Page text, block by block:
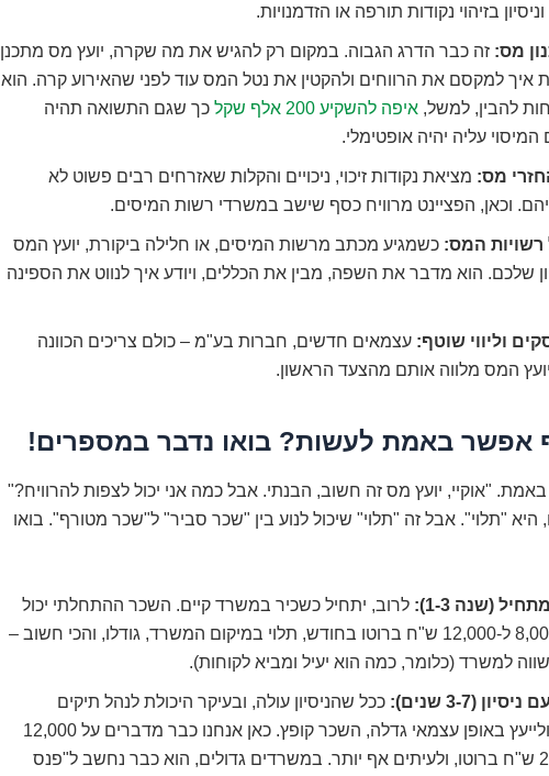
בזיהוי נקודות תורפה או הזדמנויות.
מס: זה כבר הדרג הגבוה. במקום רק להגיש את מה שקרה, יועץ מס מתכנן
איך למקסם את הרווחים ולהקטין את נטל המס עוד לפני שהאירוע קרה. הוא
להבין, למשל, איפה להשקיע 200 אלף שקל
כך שגם התשואה תהיה
המיסוי עליה יהיה אופטימלי.
מס: מציאת נקודות זיכוי, ניכויים והקלות שאזרחים רבים פשוט לא
וכאן, הפציינט מרוויח כסף שישב במשרדי רשות המיסים.
רשויות המס: כשמגיע מכתב מרשות המיסים, או חלילה ביקורת, יועץ המס
שלכם. הוא מדבר את השפה, מבין את הכללים, ויודע איך לנווט את הספינה
וליווי שוטף: עצמאים חדשים, חברות בע"מ – כולם צריכים הכוונה
יועץ המס מלווה אותם מהצעד הראשון.
אפשר באמת לעשות? בואו נדבר במספרים!
באמת. "אוקיי, יועץ מס זה חשוב, הבנתי. אבל כמה אני יכול לצפות להרוויח?"
"תלוי". אבל זה "תלוי" שיכול לנוע בין "שכר סביר" ל"שכר מטורף". בואו
(שנה 1-3):
לרוב, יתחיל כשכיר במשרד קיים. השכר ההתחלתי יכול
לנוע בין 8,000 ל-12,000 ש"ח ברוטו בחודש, תלוי במיקום המשרד, גודלו, והכי חשוב –
למשרד (כלומר, כמה הוא יעיל ומביא לקוחות).
(3-7 שנים):
ככל שהניסיון עולה, ובעיקר היכולת לנהל תיקים
מורכבים ולייעץ באופן עצמאי גדלה, השכר קופץ. כאן אנחנו כבר מדברים על 12,000
עד 20,000 ש"ח ברוטו, ולעיתים אף יותר. במשרדים גדולים, הוא כבר נחשב ל"פנס